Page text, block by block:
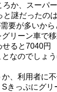
、スーパー
謎だったの
要が多いから
リーン車で
ると7040円
なのでしょ
、利用者に
きっぷにグ